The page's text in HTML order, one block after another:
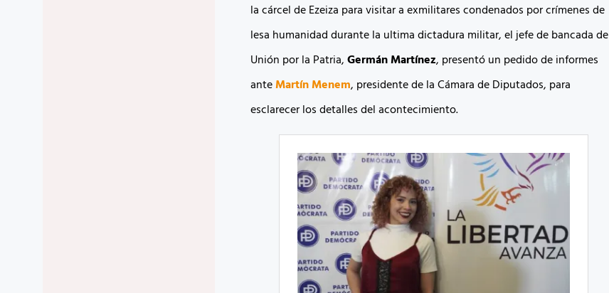
la cárcel de Ezeiza para visitar a exmilitares condenados por crímenes de
lesa humanidad durante la ultima dictadura militar, el jefe de bancada de
Unión por la Patria,Germán Martínez, presentó un pedido de informes
anteMartín Menem, presidente de la Cámara de Diputados, para
esclarecer los detalles del acontecimiento.